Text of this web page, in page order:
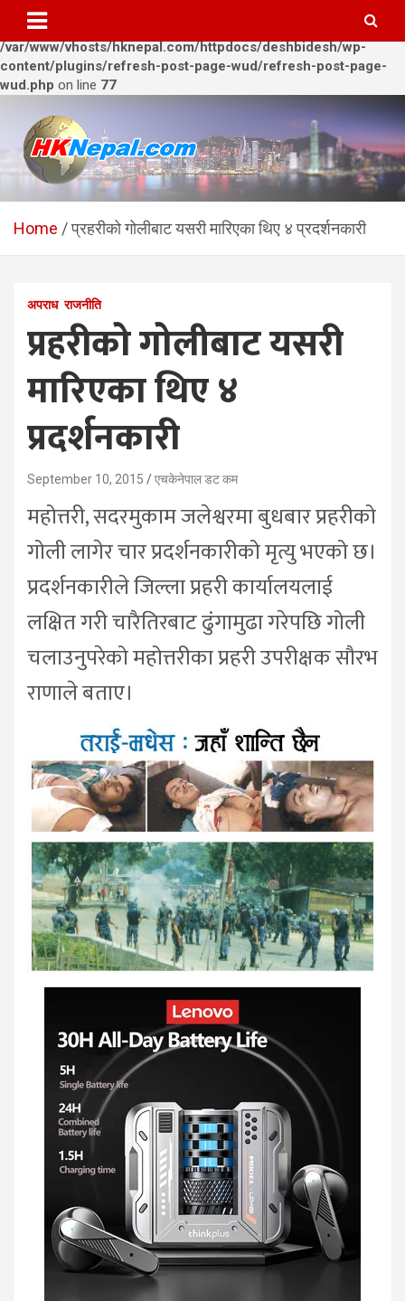
Warning
: Trying to access array offset on value of type bool in
/var/www/vhosts/hknepal.com/httpdocs/deshbidesh/wp-
content/plugins/refresh-post-page-wud/refresh-post-page-
wud.php on line 77
content
HKNepal.com – हङकङबाट
सञ्चालित पहिलो नेपाली अनलाईन
hknepal, hknepal.com, hk nepal, hk nepal com
Home प्रहरीको गोलीबाट यसरी मारिएका थिए ४ प्रदर्शनकारी
अपराध राजनीति
प्रहरीको गोलीबाट यसरी
मारिएका थिए ४
प्रदर्शनकारी
September 10, 2015 एचकेनेपाल डट कम
महोत्तरी, सदरमुकाम जलेश्वरमा बुधबार प्रहरीको
गोली लागेर चार प्रदर्शनकारीको मृत्यु भएको छ।
प्रदर्शनकारीले जिल्ला प्रहरी कार्यालयलाई
लक्षित गरी चारैतिरबाट ढुंगामुढा गरेपछि गोली
चलाउनुपरेको महोत्तरीका प्रहरी उपरीक्षक सौरभ
राणाले बताए।